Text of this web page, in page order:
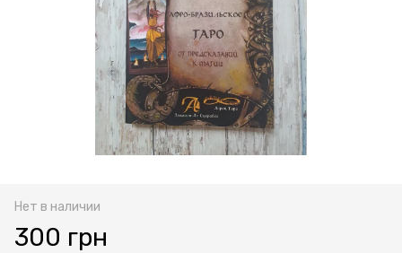
Нет в наличии
300 грн